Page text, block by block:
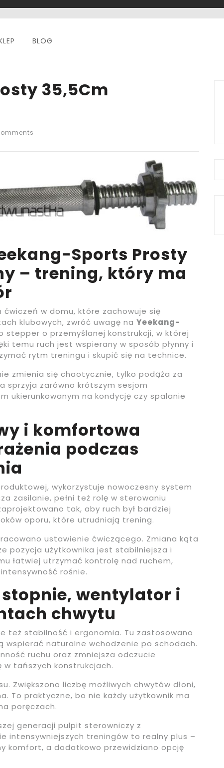
BLOG
35,5Cm
Sports Prosty
– trening, który ma
ćwiczeń w domu, które zachowuje się
klubowych, zwróć uwagę na Yeekang-
stepper o przemyślanej konstrukcji, w której
temu ruch jest wspierany w sposób płynny i
rytm treningu i skupić się na technice.
zmienia się chaotycznie, tylko podąża za
sprzyja zarówno krótszym sesjom
ukierunkowanym na kondycję czy spalanie
i komfortowa
podczas
wykorzystuje nowoczesny system
zasilanie, pełni też rolę w sterowaniu
tak, aby ruch był bardziej
oporu, które utrudniają trening.
ustawienie ćwiczącego. Zmiana kąta
pozycja użytkownika jest stabilniejsza i
łatwiej utrzymać kontrolę nad ruchem,
rośnie.
wentylator i
chwytu
też stabilność i ergonomia. Tu zastosowano
wspierać naturalne wchodzenie po schodach.
ruchu oraz zmniejsza odczucie
w tańszych konstrukcjach.
Zwiększono liczbę możliwych chwytów dłoni,
To praktyczne, bo nie każdy użytkownik ma
poręczach.
generacji pulpit sterowniczy z
intensywniejszych treningów to realny plus –
komfort, a dodatkowo przewidziano opcję